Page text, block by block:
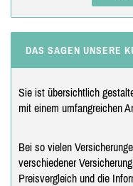
DAS SAGEN UNSERE
Sie ist übersichtlich
mit einem umfangreichen
Bei so vielen
verschiedener
Preisvergleich und die